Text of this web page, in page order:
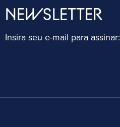
NEWSLETTER
Insira seu e-mail para assinar: